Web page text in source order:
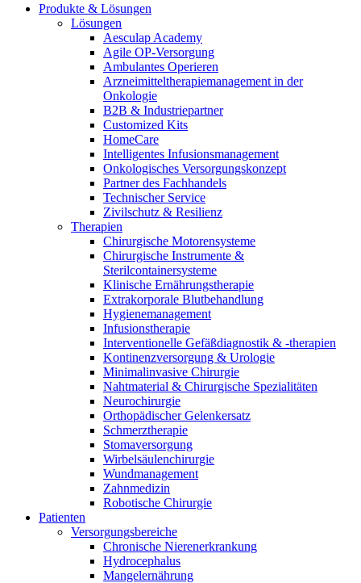
Produkte & Lösungen
Lösungen
Aesculap Academy
Agile OP-Versorgung
Ambulantes Operieren
Arzneimitteltherapiemanagement in der
Onkologie​
B2B & Industriepartner
Customized Kits
HomeCare
Intelligentes Infusionsmanagement
Onkologisches Versorgungskonzept
Partner des Fachhandels
Technischer Service
Zivilschutz & Resilienz
Therapien
Chirurgische Motorensysteme
Chirurgische Instrumente &
Sterilcontainersysteme
Klinische Ernährungstherapie
Extrakorporale Blutbehandlung
Hygienemanagement
Infusionstherapie
Interventionelle Gefäßdiagnostik & -therapien
Kontinenzversorgung & Urologie
Minimalinvasive Chirurgie
Nahtmaterial & Chirurgische Spezialitäten
Neurochirurgie
Orthopädischer Gelenkersatz
Schmerztherapie
Stomaversorgung
Wirbelsäulenchirurgie
Wundmanagement
Zahnmedizin
Robotische Chirurgie
Patienten
Versorgungsbereiche
Chronische Nierenerkrankung
Hydrocephalus
Mangelernährung